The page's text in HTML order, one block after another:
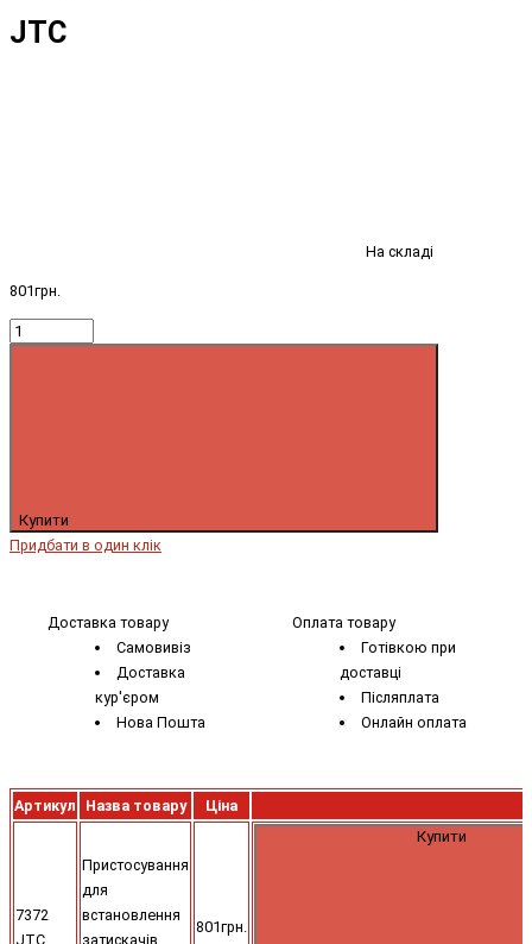
JTC
На складі
801грн.
Купити
Придбати в один клік
Доставка товару
Самовивіз
Доставка
кур'єром
Нова Пошта
Оплата товару
Готівкою при
доставці
Післяплата
Онлайн оплата
Артикул Назва товару Ціна
7372
JTC
Пристосування
для
встановлення
затискачів
801грн.
Купити